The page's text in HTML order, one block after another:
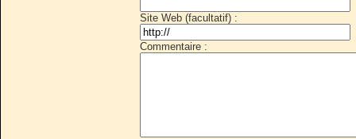
Site Web (facultatif) :
Commentaire :